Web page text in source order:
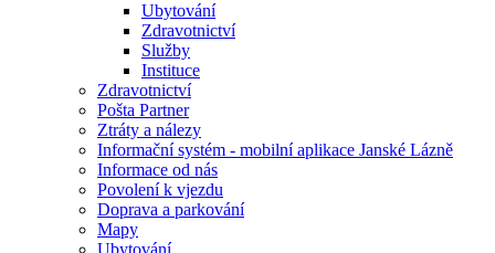
Ubytování
Zdravotnictví
Služby
Instituce
Zdravotnictví
Pošta Partner
Ztráty a nálezy
Informační systém - mobilní aplikace Janské Lázně
Informace od nás
Povolení k vjezdu
Doprava a parkování
Mapy
Ubytování